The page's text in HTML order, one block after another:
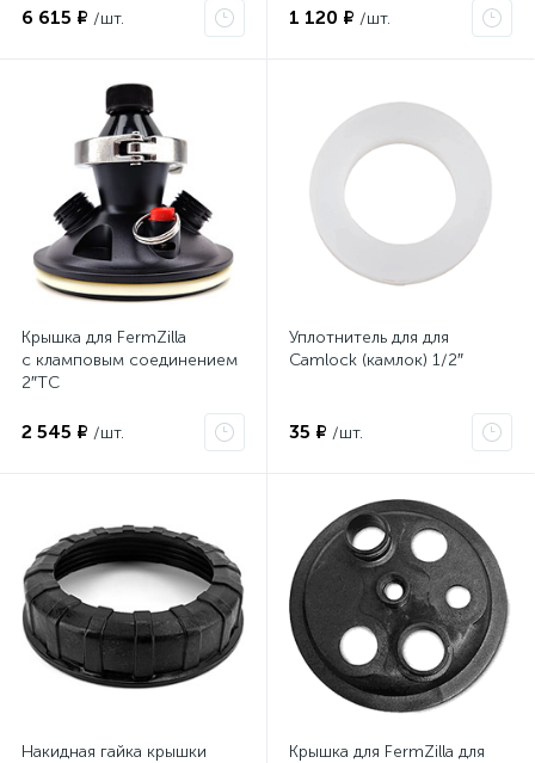
6 615 ₽ /шт. 1 120 ₽ /шт.
Крышка для FermZilla
с кламповым соединением
2″TC
2 545 ₽ /шт.
Уплотнитель для для
Camlock (камлок) 1/2″
35 ₽ /шт.
Накидная гайка крышки
Крышка для FermZilla для